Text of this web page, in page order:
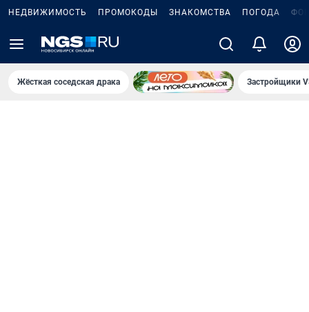
НЕДВИЖИМОСТЬ ПРОМОКОДЫ ЗНАКОМСТВА ПОГОДА
Жёсткая соседская драка Застройщики